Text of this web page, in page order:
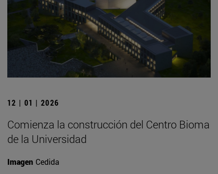
12 | 01 | 2026
Comienza la construcción del Centro Bioma
de la Universidad
Imagen Cedida